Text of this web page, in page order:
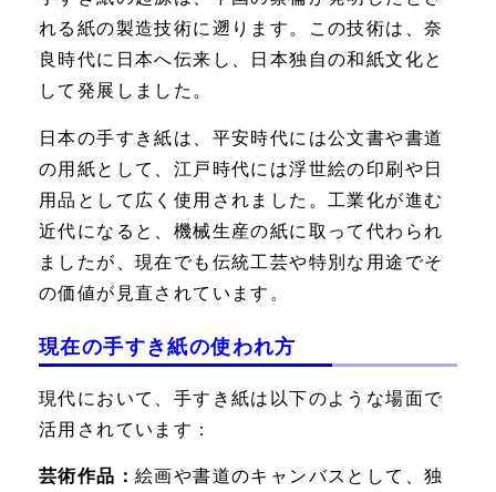
れる紙の製造技術に遡ります。この技術は、奈
良時代に日本へ伝来し、日本独自の和紙文化と
して発展しました。
日本の手すき紙は、平安時代には公文書や書道
の用紙として、江戸時代には浮世絵の印刷や日
用品として広く使用されました。工業化が進む
近代になると、機械生産の紙に取って代わられ
ましたが、現在でも伝統工芸や特別な用途でそ
の価値が見直されています。
現在の手すき紙の使われ方
現代において、手すき紙は以下のような場面で
活用されています：
芸術作品： 絵画や書道のキャンバスとして、独